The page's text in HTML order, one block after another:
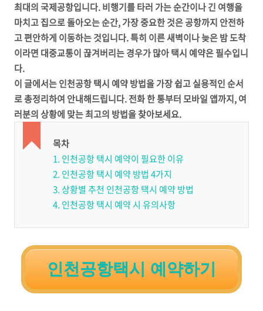
최대의 국제공항입니다. 비행기를 타러 가는 순간이나 긴 여행을
마치고 집으로 돌아오는 순간, 가장 중요한 것은 공항까지 안전하
고 편안하게 이동하는 것입니다. 특히 이른 새벽이나 늦은 밤 도착
이라면 대중교통이 끊겨버리는 경우가 많아 택시 예약은 필수입니
다.
이 글에서는 인천공항 택시 예약 방법을 가장 쉽고 실용적인 순서
로 총정리하여 안내해드립니다. 전화 한 통부터 모바일 앱까지, 여
러분의 상황에 맞는 최고의 방법을 찾아보세요.
목차
1. 인천공항 택시 예약이 필요한 이유
2. 인천공항 택시 예약 방법 4가지
3. 상황별 추천 인천공항 택시 예약 방법
4. 인천공항 택시 예약 시 유의사항
인천공항택시 예약하기